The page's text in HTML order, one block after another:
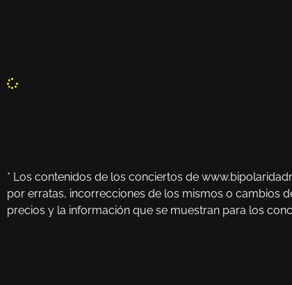
* Los contenidos de los conciertos de
por erratas, incorrecciones de los mismos o cambios
precios y la información que se muestran para los